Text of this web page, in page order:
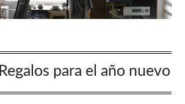
Regalos para el año nuevo